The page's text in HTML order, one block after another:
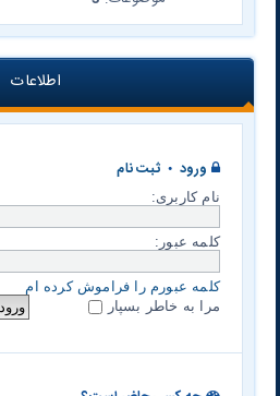
اطلاعات
ورود • ثبت نام
نام کاربری:
کلمه عبور:
کلمه عبورم را فراموش کرده ام
مرا به خاطر بسپار